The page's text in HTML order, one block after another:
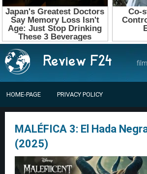
HOME-PAGE PRIVACY POLICY
MALÉFICA 3: El Hada
(2025)